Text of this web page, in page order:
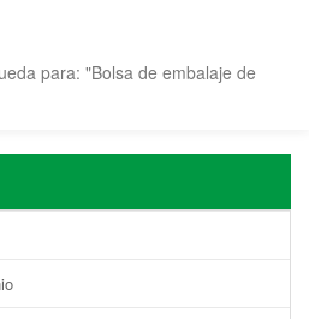
para: "Bolsa de embalaje de